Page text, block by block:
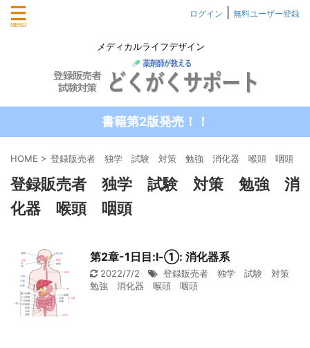
メディカルライフデザイン
ログイン 無料ユーザー登録
書籍第2版発売！！
HOME > 登録販売者 独学 試験 対策 勉強 消化器 喉頭 咽頭
登録販売者 独学 試験 対策 勉強 消
化器 喉頭 咽頭
第2章-1日目:Ⅰ-①: 消化器系
2022/7/2
登録販売者 独学 試験 対策
勉強 消化器 喉頭 咽頭